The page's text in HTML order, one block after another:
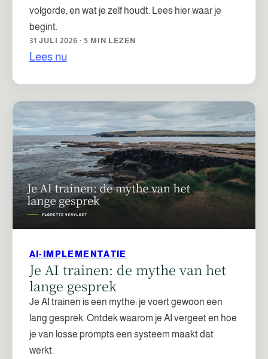
volgorde, en wat je zelf houdt. Lees hier waar je
begint.
31 JULI 2026 · 5 MIN LEZEN
Lees nu
AI-IMPLEMENTATIE
Je AI trainen: de mythe van het
lange gesprek
Je AI trainen is een mythe: je voert gewoon een
lang gesprek. Ontdek waarom je AI vergeet en hoe
je van losse prompts een systeem maakt dat
werkt.